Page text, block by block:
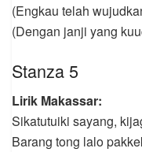
(Engkau telah
(Dengan janji yang
Stanza 5
Lirik Makassar:
Sikatutuiki sayang,
Barang tong lalo